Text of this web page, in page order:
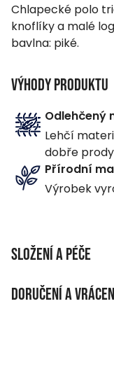
Chlapecké polo
knoflíky a malé
bavlna: piké.
Výhody produktu
Odlehčený
Lehčí
dobře
Přírodní
Výrobek
Složení a péče
MATERIÁLOVÉ
Doručení a